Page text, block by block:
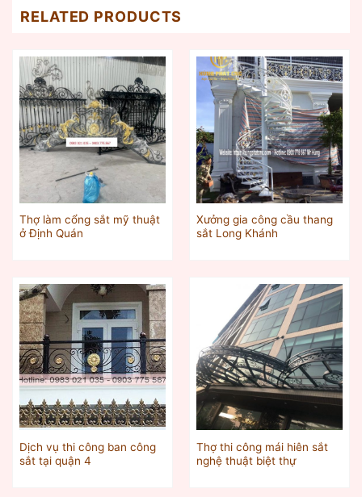
RELATED PRODUCTS
Thợ làm cổng sắt mỹ thuật
ở Định Quán
Xưởng gia công cầu thang
sắt Long Khánh
Dịch vụ thi công ban công
sắt tại quận 4
Thợ thi công mái hiên sắt
nghệ thuật biệt thự